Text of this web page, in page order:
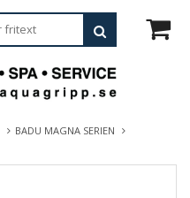
BADU MAGNA SERIEN